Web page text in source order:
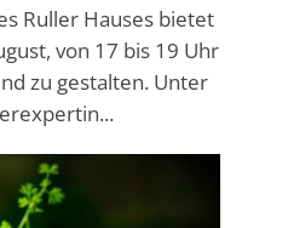
Ruller Hauses bietet
von 17 bis 19 Uhr
zu gestalten. Unter